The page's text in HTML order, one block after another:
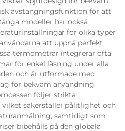
avstängningsfunktion för att
modeller har också
för olika typer
att uppnå perfekt
termometrar integrerar ofta
för enkel läsning under alla
och är utformade med
för bekväm användning.
följer strikta
säkerställer pålitlighet och
samtidigt som
bibehålls på den globala